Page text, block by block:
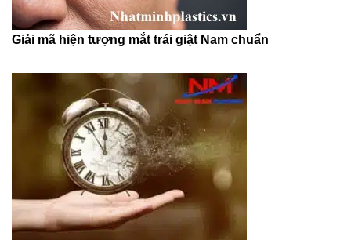
Giải mã hiện tượng mắt trái giật Nam chuẩn